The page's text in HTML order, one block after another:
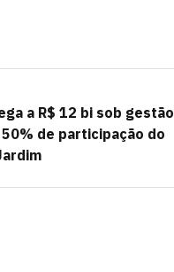
a R$ 12 bi sob gestão
de participação do